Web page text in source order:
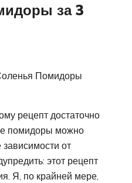
за 3
Помидоры
рецепт достаточно
помидоры можно
зависимости от
этот рецепт
Я, по крайней мере,